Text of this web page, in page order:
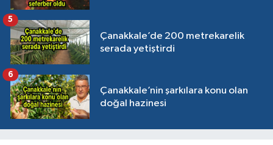
Çanakkale’de 200 metrekarelik
serada yetiştirdi
5
Çanakkale’nin şarkılara konu olan
doğal hazinesi
6